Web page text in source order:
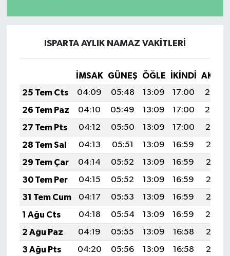
ISPARTA AYLIK NAMAZ VAKITLERI
İMSAK GÜNEŞ ÖĞLE İKINDI
25 Tem Cts
04:09 05:48 13:09 17:00
20:20
26 Tem Paz
04:10 05:49 13:09 17:00
20:20
27 Tem Pts
04:12 05:50 13:09 17:00
20:19
28 Tem Sal
04:13 05:51 13:09 16:59
20:18
29 Tem Çar
04:14 05:52 13:09 16:59
20:17
30 Tem Per
04:15 05:52 13:09 16:59
20:16
31 Tem Cum
04:17 05:53 13:09 16:59
20:15
1 Ağu Cts
04:18 05:54 13:09 16:59
20:14
2 Ağu Paz
04:19 05:55 13:09 16:58
20:13
3 Ağu Pts
04:20 05:56 13:09 16:58
20:12